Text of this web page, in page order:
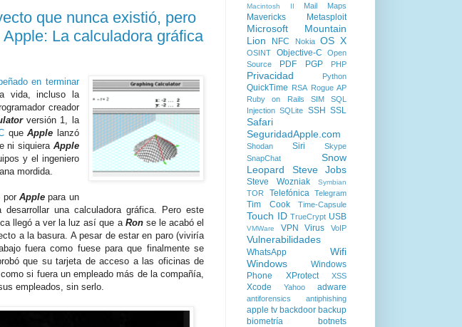
que nunca existió, pero
La calculadora gráfica
en terminar
vida, incluso la
creador
versión 1, la
queApple lanzó
ni siquiera Apple
y el ingeniero
mordida.
por Applepara un
una calculadora gráfica. Pero este
llegó a ver la luz así que a Ronse le acabó el
a la basura. A pesar de estar en paro (viviría
fuera como fuese para que finalmente se
que su tarjeta de acceso a las oficinas de
si fuera un empleado más de la compañía,
empleados, sin serlo.
Macintosh II Mail Maps
Mavericks Metasploit
Microsoft
Mountain
Lion
NFC Nokia OS X
OSINT Objective-C
Open
Source
PDF PGP PHP
Privacidad Python
QuickTime RSA Rogue AP
Ruby on Rails
SIM
SQL
Injection SQLite SSH SSL
Safari
SeguridadApple.com
Shodan Siri
Skype
SnapChat
Snow
Leopard
Steve Jobs
Steve Wozniak Symbian
TOR Telefónica Telegram
Tim Cook Time-Capsule
Touch ID TrueCrypt USB
VMWare VPN Virus VoIP
Vulnerabilidades
WhatsApp
Wifi
Windows
Windows
Phone
XProtect XSS
Xcode Yahoo adware
antiforensics antiphishing
apple tv backdoor backup
biometría
botnets